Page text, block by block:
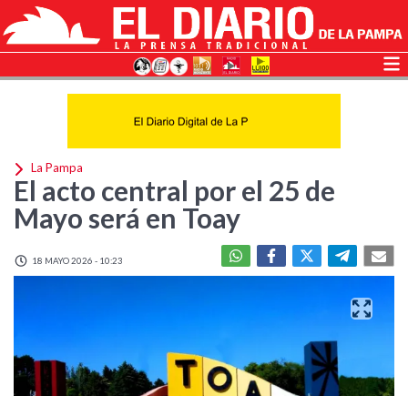
La Pampa
El acto central por el 25 de
Mayo será en Toay
18 MAYO 2026 - 10:23